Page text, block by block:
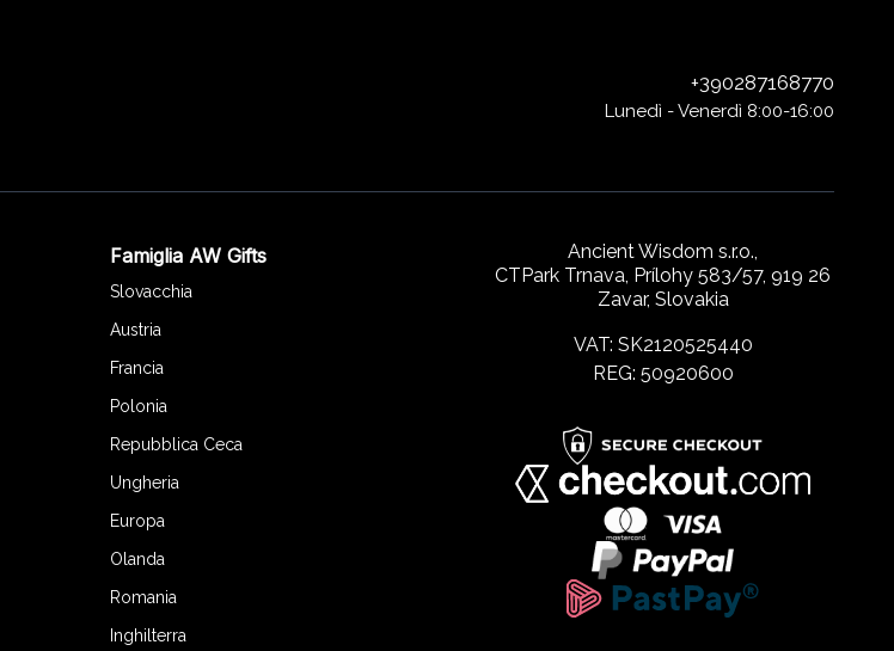
+390287168770
Lunedì - Venerdì 8:00-16:00
Famiglia AW Gifts
Slovacchia
Austria
Francia
Polonia
Repubblica Ceca
Ungheria
Europa
Olanda
Romania
Inghilterra
Ancient Wisdom s.r.o.,
CTPark Trnava, Prílohy 583/57, 919 26
Zavar, Slovakia
VAT: SK2120525440
REG: 50920600